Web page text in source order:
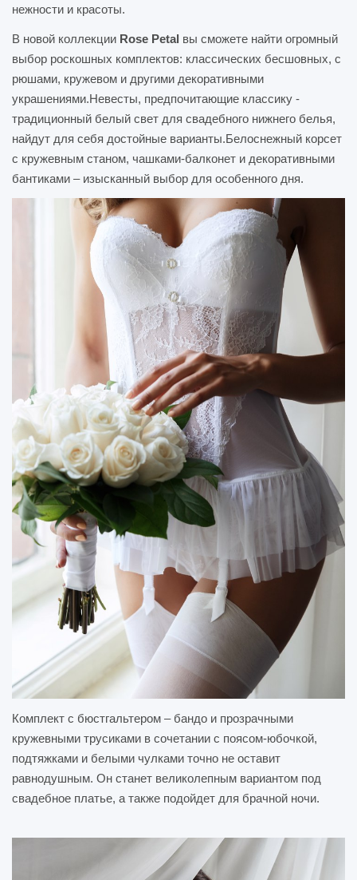
нежности и красоты.
В новой коллекции Rose Petal вы сможете найти огромный
выбор роскошных комплектов: классических бесшовных, с
рюшами, кружевом и другими декоративными
украшениями.Невесты, предпочитающие классику -
традиционный белый свет для свадебного нижнего белья,
найдут для себя достойные варианты.Белоснежный корсет
с кружевным станом, чашками-балконет и декоративными
бантиками – изысканный выбор для особенного дня.
Комплект с бюстгальтером – бандо и прозрачными
кружевными трусиками в сочетании с поясом-юбочкой,
подтяжками и белыми чулками точно не оставит
равнодушным. Он станет великолепным вариантом под
свадебное платье, а также подойдет для брачной ночи.